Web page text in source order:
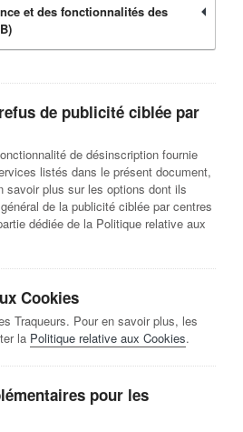
et des fonctionnalités des
de publicité ciblée par
de désinscription fournie
listés dans le présent document,
savoir plus sur les options dont ils
de la publicité ciblée par centres
dédiée de la Politique relative aux
Cookies
Traqueurs. Pour en savoir plus, les
la Politique relative aux Cookies.
pour les